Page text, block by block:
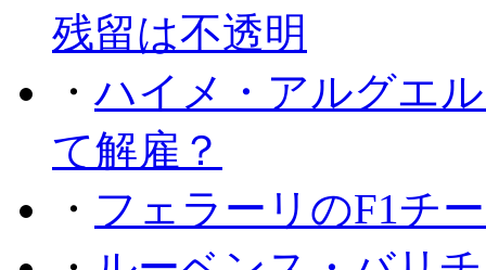
残留は不透明
・ハイメ・アルグエ
て解雇？
・ フェラーリのF1チ